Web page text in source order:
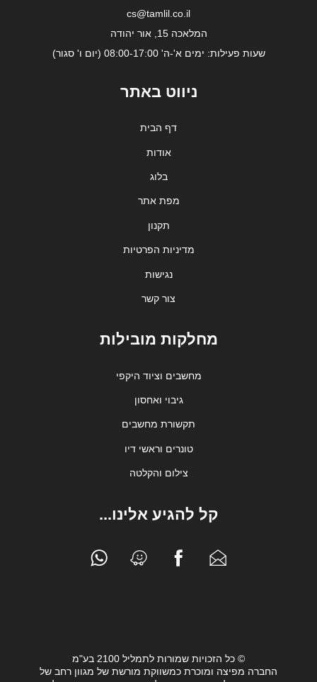
cs@tamlil.co.il
המלאכה 15, אור יהודה
שעות פעילות: ימים א'-ה' 08:00-17:00 (יום ו' סגור)
ניווט באתר
דף הבית
אודות
בלוג
מפת אתר
תקנון
מדיניות הפרטיות
נגישות
צור קשר
מחלקות מובילות
מחשבים וציוד היקפי
גיבוי ואחסון
תקשורת מחשבים
טונרים וראשי דיו
צילום והקלטה
קל להגיע אלינו...
© כל הזכויות שמורות לתמליל 2100 בע"מ
החברה מפיצה ומוכרת כמשווקת מורשת של מגוון רחב של